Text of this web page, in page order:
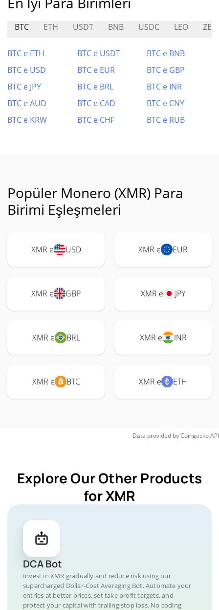
BTC ETH USDT BNB USDC LEO ZEC
BTC e ETH BTC e USDT
BTC e BNB
BTC e USD
BTC e EUR
BTC e GBP
BTC e JPY
BTC e BRL
BTC e INR
BTC e AUD
BTC e CAD
BTC e CNY
BTC e KRW
BTC e CHF BTC e RUB
Popüler Monero (XMR) Para
Birimi Eşleşmeleri
XMR e USD XMR e EUR
XMR e GBP XMR e JPY
XMR e BRL XMR e INR
XMR e BTC XMR e ETH
Data provided byCoingeckoAPI
Explore Our Other Products
for XMR
DCA Bot
Invest in XMR gradually and reduce risk using our
supercharged Dollar-Cost Averaging Bot. Automate your
entries at better prices, set take profit targets, and
protect your capital with trailing stop loss. No coding